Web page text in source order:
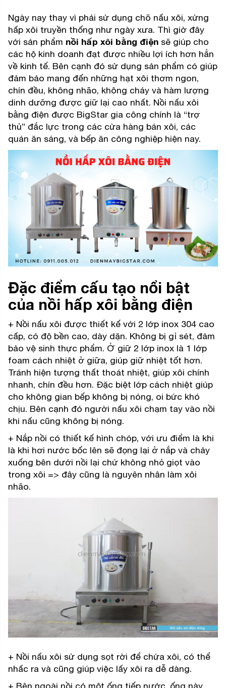
Ngày nay thay vì phải sử dụng chõ nấu xôi, xửng
hấp xôi truyền thống như ngày xưa. Thì giờ đây
với sản phẩm nồi hấp xôi bằng điện sẽ giúp cho
các hộ kinh doanh đạt được nhiều lợi ích hơn hẳn
về kinh tế. Bên cạnh đó sử dụng sản phẩm có giúp
đảm bảo mang đến những hạt xôi thơm ngon,
chín đều, không nhão, không cháy và hàm lượng
dinh dưỡng được giữ lại cao nhất. Nồi nấu xôi
bằng điện được BigStar gia công chính là “trợ
thủ” đắc lực trong các cửa hàng bán xôi, các
quán ăn sáng, và bếp ăn công nghiệp hiện nay.
Đặc điểm cấu tạo nổi bật
của nồi hấp xôi bằng điện
+ Nồi nấu xôi được thiết kế với 2 lớp inox 304 cao
cấp, có độ bền cao, dày dặn. Không bị gỉ sét, đảm
bảo vệ sinh thực phẩm. Ở giữ 2 lớp inox là 1 lớp
foam cách nhiệt ở giữa, giúp giữ nhiệt tốt hơn.
Tránh hiện tượng thất thoát nhiệt, giúp xôi chính
nhanh, chín đều hơn. Đặc biệt lớp cách nhiệt giúp
cho không gian bếp không bị nóng, oi bức khó
chịu. Bên cạnh đó người nấu xôi chạm tay vào nồi
khi nấu cũng không bị nóng.
+ Nắp nồi có thiết kế hình chóp, với ưu điểm là khi
là khi hơi nước bốc lên sẽ đọng lại ở nắp và chảy
xuống bên dưới nồi lại chứ không nhỏ giọt vào
trong xôi => đây cũng là nguyên nhân làm xôi
nhão.
+ Nồi nấu xôi sử dụng sọt rời để chứa xôi, có thể
nhấc ra và cũng giúp việc lấy xôi ra dễ dàng.
+ Bên ngoài nồi có một ống tiếp nước, ống này